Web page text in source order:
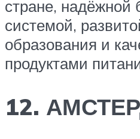
стране, надёжной
системой,
образования и
продуктами
12.